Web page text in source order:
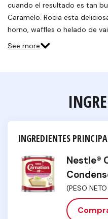
cuando el resultado es tan
Caramelo. Rocia esta
horno, waffles o helado de
See more
INGREDIENTES
Nestle®
(PESO